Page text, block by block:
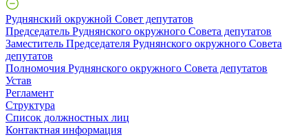
Руднянский окружной Совет депутатов
Председатель Руднянского окружного Совета депутатов
Заместитель Председателя Руднянского окружного Совета
депутатов
Полномочия Руднянского окружного Совета депутатов
Устав
Регламент
Структура
Список должностных лиц
Контактная информация